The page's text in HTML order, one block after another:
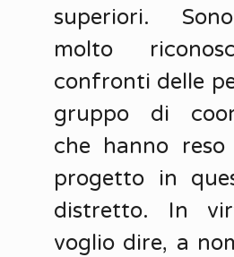
superiori.
molto
confronti delle
gruppo di
che hanno reso
progetto in
distretto. In
voglio dire, a